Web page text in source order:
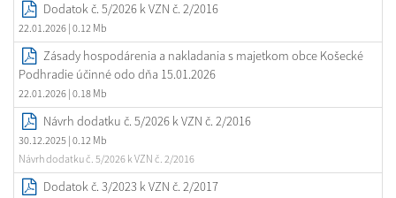
Dodatok č. 5/2026 k VZN č. 2/2016
22.01.2026 | 0.12 Mb
Zásady hospodárenia a nakladania s majetkom obce Košecké
Podhradie účinné odo dňa 15.01.2026
22.01.2026 | 0.18 Mb
Návrh dodatku č. 5/2026 k VZN č. 2/2016
30.12.2025 | 0.12 Mb
Návrh dodatku č. 5/2026 k VZN č. 2/2016
Dodatok č. 3/2023 k VZN č. 2/2017